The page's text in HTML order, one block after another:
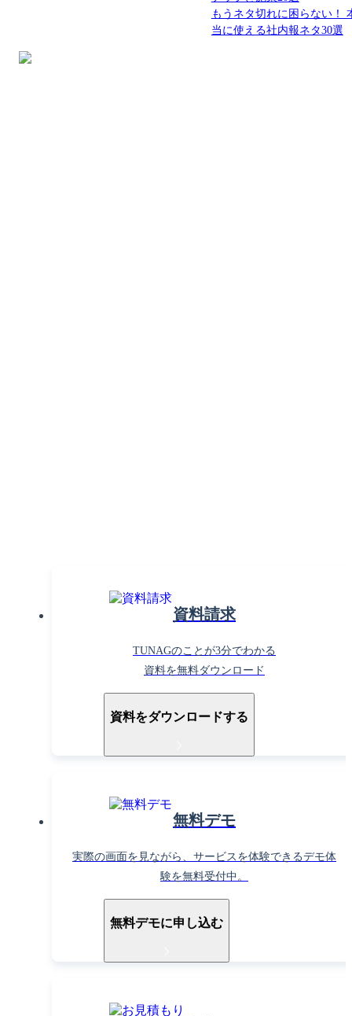
もうネタ切れに困らない！
当に使える社内報ネタ30選
資料請求
TUNAGのことが3分でわかる
資料を無料ダウンロード
資料をダウンロードする
無料デモ
実際の画面を見ながら、サービスを体験できるデモ体
験を無料受付中。
無料デモに申し込む